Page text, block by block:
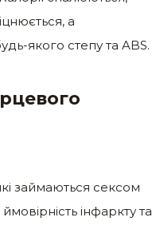
а
якого степу та ABS.
займаються сексом
інфаркту та